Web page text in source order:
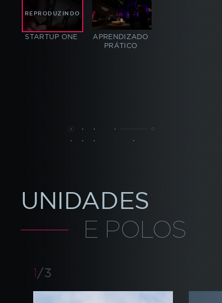
REPRODUZINDO
STARTUP ONE
APRENDIZADO
PRÁTICO
UNIDADES
E POLOS
1/3